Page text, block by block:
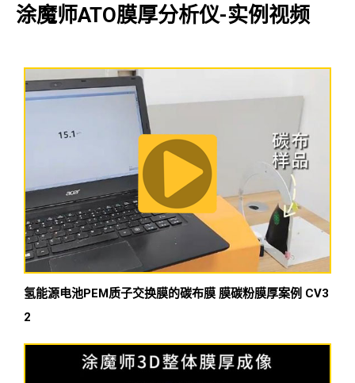
涂魔师ATO膜厚分析仪-实例视频
氢能源电池PEM质子交换膜的碳布膜 膜碳粉膜厚案例 CV3
2